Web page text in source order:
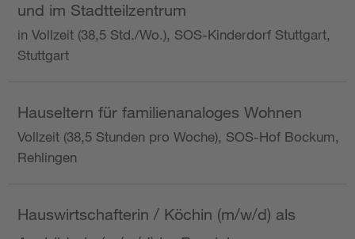
und im Stadtteilzentrum
in Vollzeit (38,5 Std./Wo.), SOS-Kinderdorf Stuttgart,
Stuttgart
Hauseltern für familienanaloges Wohnen
Vollzeit (38,5 Stunden pro Woche), SOS-Hof Bockum,
Rehlingen
Hauswirtschafterin / Köchin (m/w/d) als